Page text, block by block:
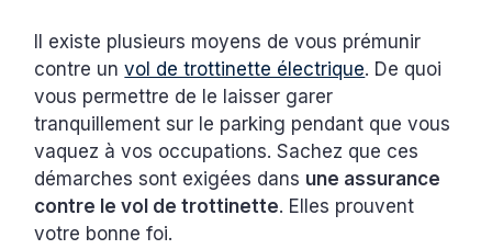
Il existe plusieurs moyens de vous prémunir
contre unvol de trottinette électrique. De quoi
vous permettre de le laisser garer
tranquillement sur le parking pendant que vous
vaquez à vos occupations. Sachez que ces
démarches sont exigées dans une assurance
contre le vol de trottinette. Elles prouvent
votre bonne foi.